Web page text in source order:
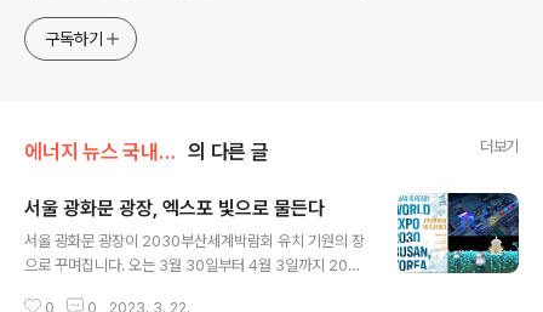
구독하기
에너지 뉴스 국내&해외 의 다른 글 더보기
서울 광화문 광장, 엑스포 빛으로 물든다
서울 광화문 광장이 2030부산세계박람회 유치 기원의 장
으로 꾸며집니다. 오는 3월 30일부터 4월 3일까지 2030
0 0 2023. 3. 22.